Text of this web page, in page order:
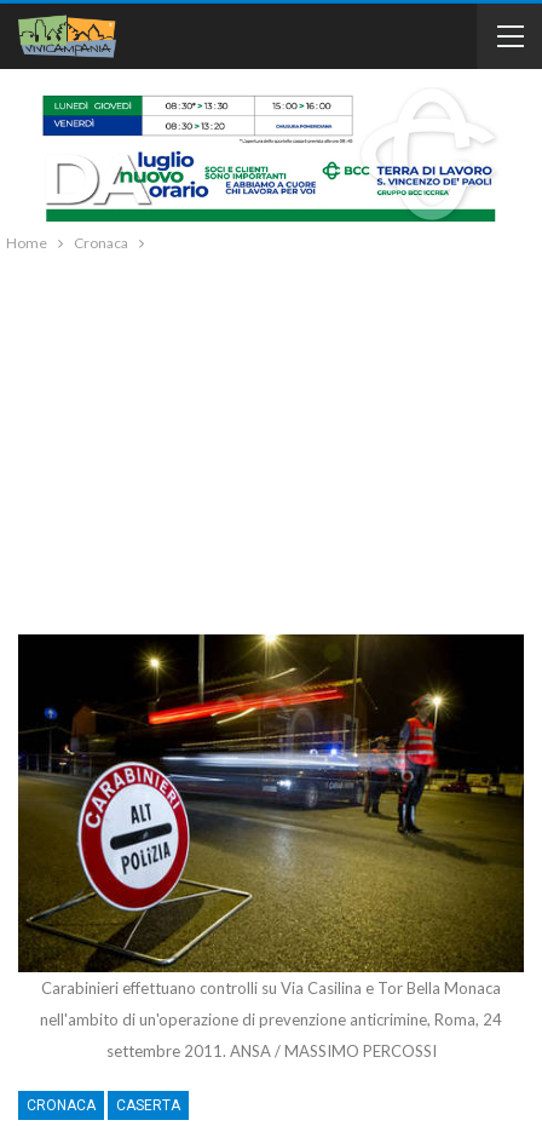
Home Cronaca
Carabinieri effettuano controlli su Via Casilina e Tor Bella Monaca
nell'ambito di un'operazione di prevenzione anticrimine, Roma, 24
settembre 2011. ANSA / MASSIMO PERCOSSI
CRONACA CASERTA